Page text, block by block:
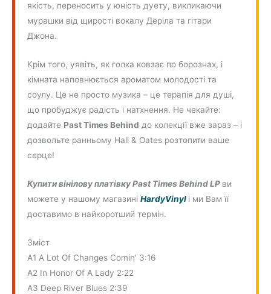
якість, переносить у юність дуету, викликаючи
мурашки від щирості вокалу Деріла та гітари
Джона.
Крім того, уявіть, як голка ковзає по борознах, і
кімната наповнюється ароматом молодості та
соулу. Це не просто музика – це терапія для душі,
що пробуджує радість і натхнення. Не чекайте:
додайте Past Times Behind до колекції вже зараз – і
дозвольте ранньому Hall & Oates розтопити ваше
серце!
Купити вінілову платівкуPast Times Behind LP ви
можете у нашому магазиніHardyVinyl і ми Вам її
доставимо в найкоротший термін.
Зміст
A1 A Lot Of Changes Comin' 3:16
A2 In Honor Of A Lady 2:22
A3 Deep River Blues 2:39